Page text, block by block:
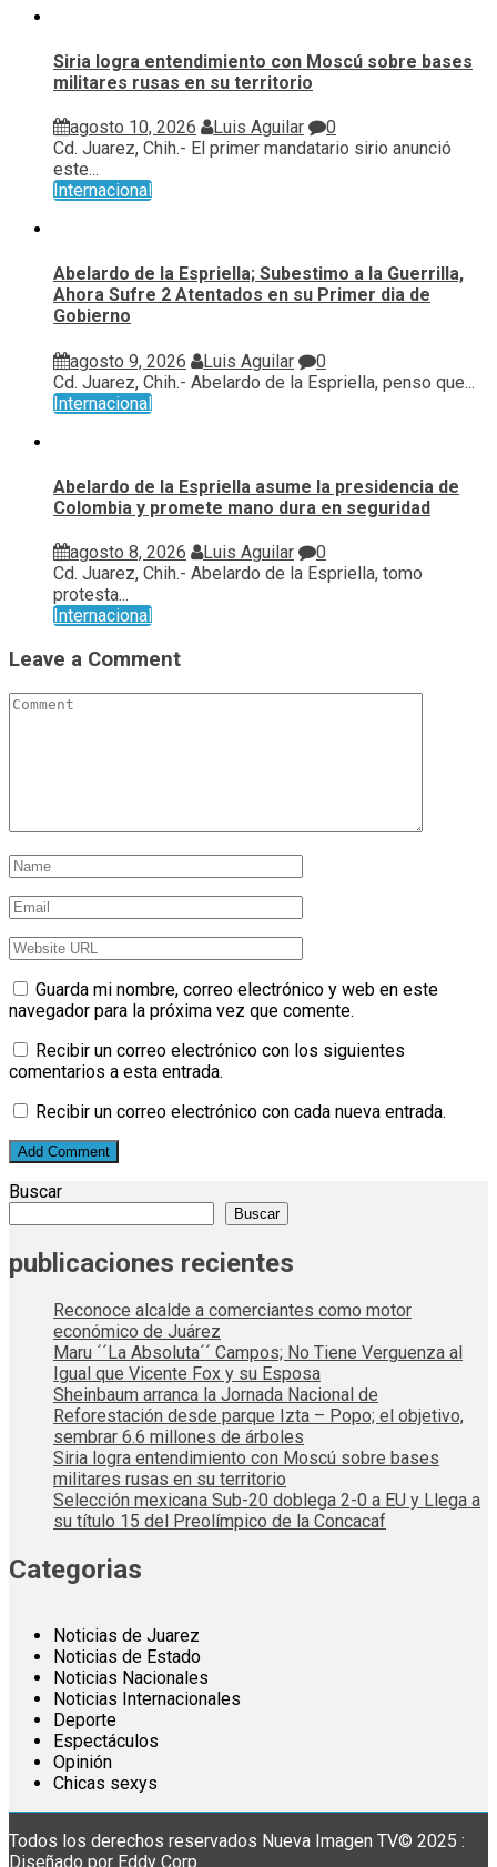
Siria logra entendimiento con Moscú sobre bases
militares rusas en su territorio
agosto 10, 2026 Luis Aguilar
0
Cd. Juarez, Chih.- El primer mandatario sirio anunció
este...
Internacional
Abelardo de la Espriella; Subestimo a la Guerrilla,
Ahora Sufre 2 Atentados en su Primer dia de
Gobierno
agosto 9, 2026 Luis Aguilar
0
Cd. Juarez, Chih.- Abelardo de la Espriella, penso que...
Internacional
Abelardo de la Espriella asume la presidencia de
Colombia y promete mano dura en seguridad
agosto 8, 2026 Luis Aguilar
0
Cd. Juarez, Chih.- Abelardo de la Espriella, tomo
protesta...
Internacional
Leave a Comment
Guarda mi nombre, correo electrónico y web en este
navegador para la próxima vez que comente.
Recibir un correo electrónico con los siguientes
comentarios a esta entrada.
Recibir un correo electrónico con cada nueva entrada.
Buscar
Buscar
publicaciones recientes
Reconoce alcalde a comerciantes como motor
económico de Juárez
Maru ´´La Absoluta´´ Campos; No Tiene Verguenza al
Igual que Vicente Fox y su Esposa
Sheinbaum arranca la Jornada Nacional de
Reforestación desde parque Izta – Popo; el objetivo,
sembrar 6.6 millones de árboles
Siria logra entendimiento con Moscú sobre bases
militares rusas en su territorio
Selección mexicana Sub-20 doblega 2-0 a EU y Llega a
su título 15 del Preolímpico de la Concacaf
Categorias
Noticias de Juarez
Noticias de Estado
Noticias Nacionales
Noticias Internacionales
Deporte
Espectáculos
Opinión
Chicas sexys
Todos los derechos reservados Nueva Imagen TV© 2025 :
Diseñado por Eddy Corp